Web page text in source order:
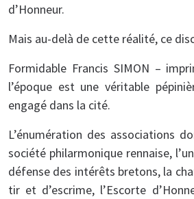
d’Honneur.
Mais au-delà de cette réalité, ce
Formidable Francis SIMON –
l’époque est une véritable
engagé dans la cité.
L’énumération des associations
société philarmonique rennaise,
défense des intérêts bretons, la
tir et d’escrime, l’Escorte